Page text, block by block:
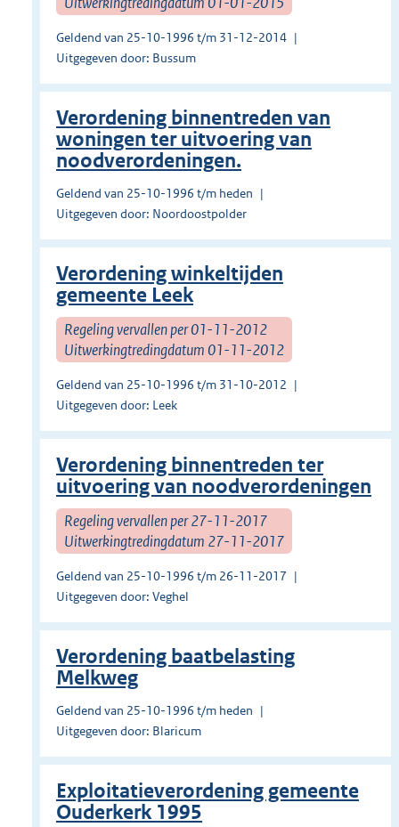
Geldend van 25-10-1996 t/m 31-12-2014
Uitgegeven door: Bussum
Verordening binnentreden van
woningen ter uitvoering van
noodverordeningen.
Geldend van 25-10-1996 t/m heden
Uitgegeven door: Noordoostpolder
Verordening winkeltijden
gemeente Leek
Regeling vervallen per 01-11-2012
Uitwerkingtredingdatum 01-11-2012
Geldend van 25-10-1996 t/m 31-10-2012
Uitgegeven door: Leek
Verordening binnentreden ter
uitvoering van noodverordeningen
Regeling vervallen per 27-11-2017
Uitwerkingtredingdatum 27-11-2017
Geldend van 25-10-1996 t/m 26-11-2017
Uitgegeven door: Veghel
Verordening baatbelasting
Melkweg
Geldend van 25-10-1996 t/m heden
Uitgegeven door: Blaricum
Exploitatieverordening gemeente
Ouderkerk 1995